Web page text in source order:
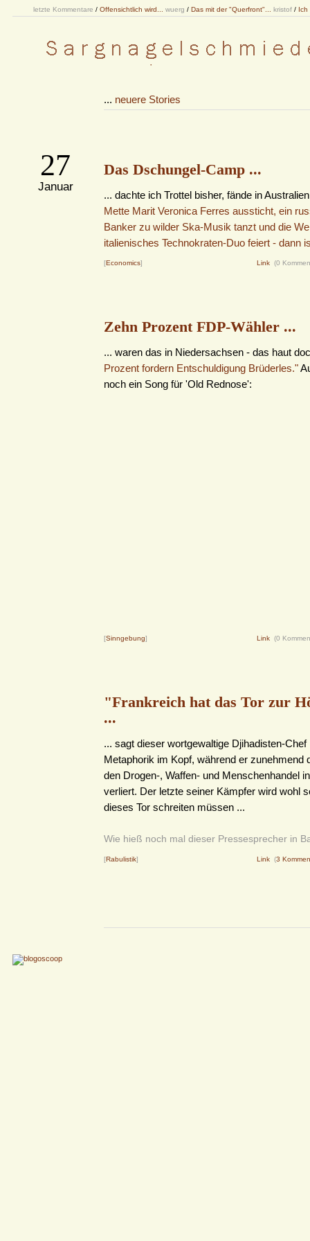
letzte Kommentare / Offensichtlich wird... wuerg / Das mit der "Querfront"... kristof / Ich
... neuere Stories
27
Januar
Das Dschungel-Camp ...
... dachte ich Trottel bisher, fände in
Mette Marit Veronica Ferres aussticht, ein
Banker zu wilder Ska-Musik tanzt und die
italienisches Technokraten-Duo feiert - dann
[Economics] Link (0
Zehn Prozent FDP-Wähler ...
... waren das in Niedersachsen - das haut
Prozent fordern Entschuldigung Brüderles."
noch ein Song für 'Old Rednose':
[Sinngebung] Link (0
"Frankreich hat das Tor zur
...
... sagt dieser wortgewaltige Djihadisten-Chef
Metaphorik im Kopf, während er zunehmend
den Drogen-, Waffen- und Menschenhandel
verliert. Der letzte seiner Kämpfer wird wohl
dieses Tor schreiten müssen ...
Wie hieß noch mal dieser Pressesprecher in
[Rabulistik] Link (3